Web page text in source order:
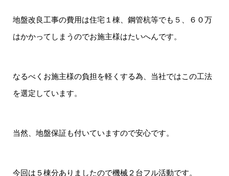
地盤改良工事の費用は住宅１棟、鋼管杭等でも５、６０万
はかかってしまうのでお施主様はたいへんです。
なるべくお施主様の負担を軽くする為、当社ではこの工法
を選定しています。
当然、地盤保証も付いていますので安心です。
今回は５棟分ありましたので機械２台フル活動です。